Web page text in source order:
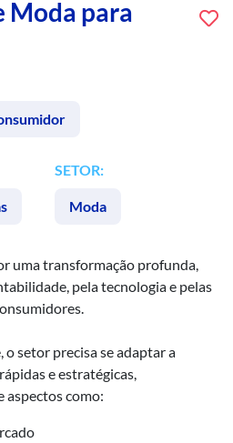
Moda para
SETOR:
Moda
uma transformação profunda,
pela tecnologia e pelas
o setor precisa se adaptar a
e estratégicas,
aspectos como: